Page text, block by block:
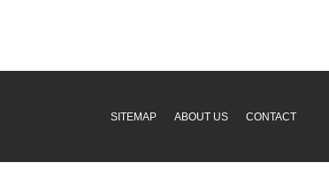
SITEMAP ABOUT US CONTACT